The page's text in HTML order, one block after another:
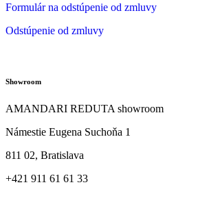
Formulár na odstúpenie od zmluvy
Odstúpenie od zmluvy
Showroom
AMANDARI REDUTA showroom
Námestie Eugena Suchoňa 1
811 02, Bratislava
+421 911 61 61 33